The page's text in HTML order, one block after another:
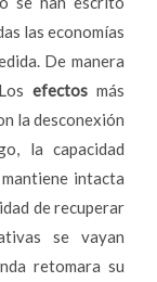
las economías
De manera
efectosmás
la desconexión
la capacidad
intacta
de recuperar
se vayan
retomara su